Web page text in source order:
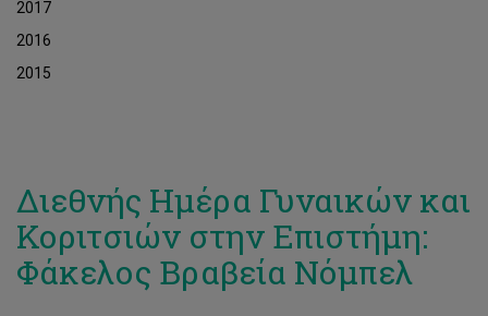
2017
2016
2015
Διεθνής Ημέρα Γυναικών και
Κοριτσιών στην Επιστήμη:
Φάκελος Βραβεία Νόμπελ